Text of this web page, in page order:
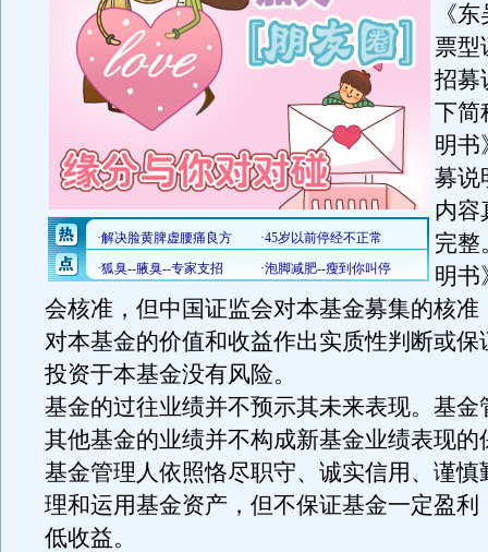
《
票型
招募
下简
明书
募说
内容
完整
明书
会核准，但中国证监会对本基金募集的核准
对本基金的价值和收益作出实质性判断或保
投资于本基金没有风险。
基金的过往业绩并不预示其未来表现。基金
其他基金的业绩并不构成新基金业绩表现的
基金管理人依照恪尽职守、诚实信用、谨慎
理和运用基金资产，但不保证基金一定盈利
低收益。